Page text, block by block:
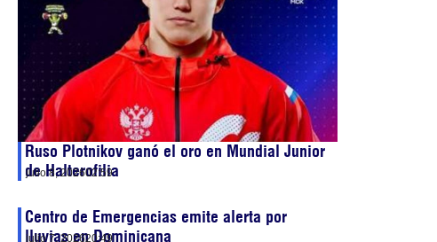
Ruso Plotnikov ganó el oro en Mundial Junior
de Halterofilia
julio 8, 202602:59
Centro de Emergencias emite alerta por
lluvias en Dominicana
julio 7, 202620:49